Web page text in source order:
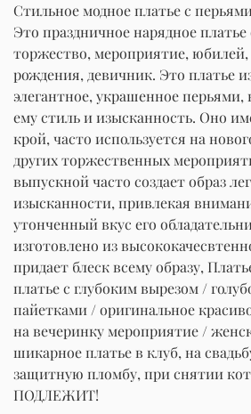
Стильное модное платье с
Это праздничное нарядное
торжество, мероприятие, юбилей,
рождения, девичник. Это платье
элегантное, украшенное
ему стиль и изысканность. Оно
крой, часто используется на
других торжественных
выпускной часто создает образ
изысканности, привлекая
утонченный вкус его
изготовлено из
придает блеск всему образу,
платье с глубоким вырезом /
пайетками / оригинальное
на вечеринку мероприятие /
шикарное платье в клуб, на
защитную пломбу, при снятии
ПОДЛЕЖИТ!